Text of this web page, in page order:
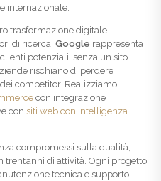
internazionale.
trasformazione digitale
di ricerca. Google rappresenta
potenziali: senza un sito
rischiano di perdere
competitor. Realizziamo
con integrazione
con siti web con intelligenza
compromessi sulla qualità,
trent’anni di attività. Ogni progetto
tecnica e supporto